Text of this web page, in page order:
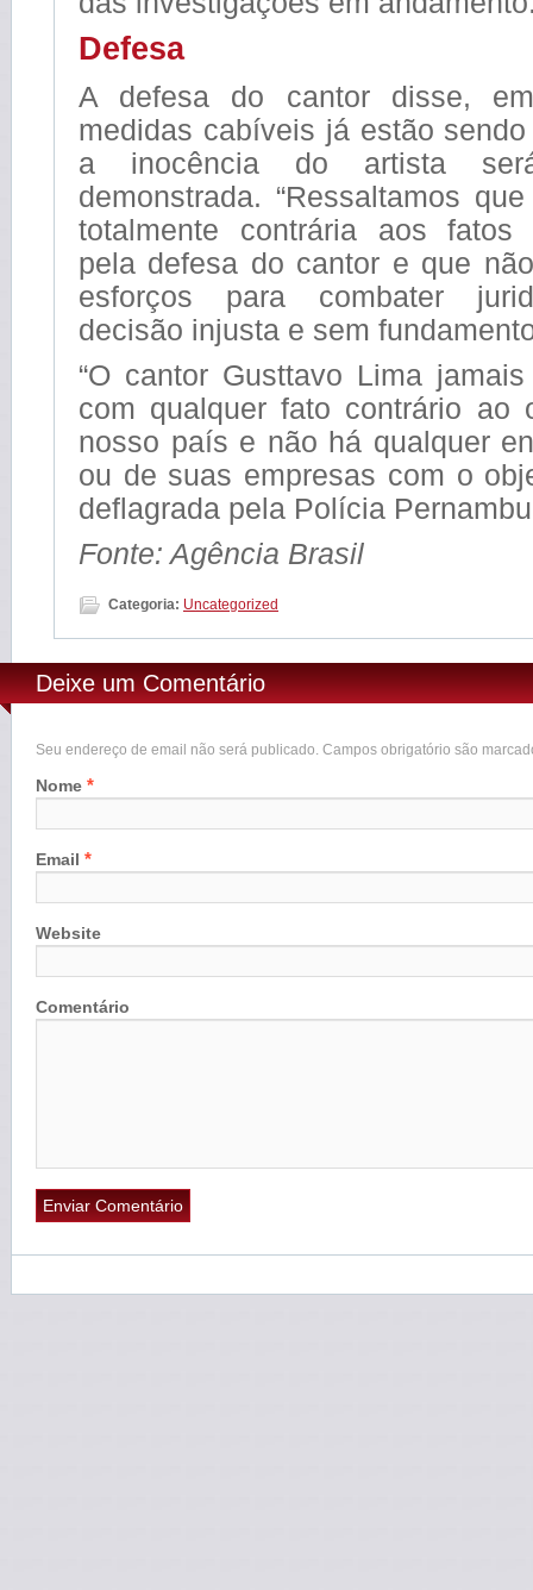
Defesa
A defesa do cantor disse,
medidas cabíveis já estão
a inocência do artista será
demonstrada. “Ressaltamos
totalmente contrária aos fatos
pela defesa do cantor e que
esforços para combater
decisão injusta e sem
“O cantor Gusttavo Lima
com qualquer fato contrário ao
nosso país e não há qualquer
ou de suas empresas com o
deflagrada pela Polícia
Fonte: Agência Brasil
Categoria: Uncategorized
Deixe um Comentário
Seu endereço de email não será publicado. Campos obrigatório são
Nome *
Email *
Website
Comentário